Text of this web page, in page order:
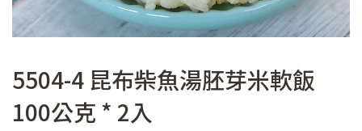
5504-4 昆布柴魚湯胚芽米軟飯
100公克 * 2入